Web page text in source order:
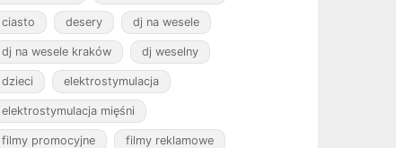
ciasto desery dj na wesele
dj na wesele kraków dj weselny
dzieci elektrostymulacja
elektrostymulacja mięśni
filmy promocyjne filmy reklamowe